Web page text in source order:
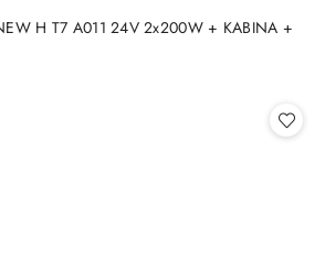
H T7 A011 24V 2x200W + KABINA +